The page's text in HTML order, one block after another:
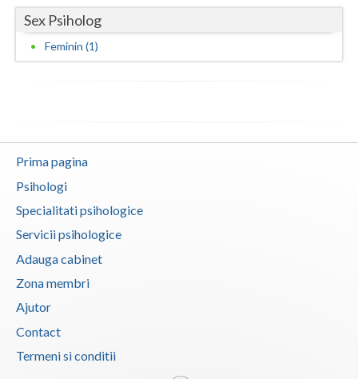
Suceava
Tulcea
Valcea
Vrancea
Sex Psiholog
Feminin (1)
Prima pagina
Psihologi
Specialitati psihologice
Servicii psihologice
Adauga cabinet
Zona membri
Ajutor
Contact
Termeni si conditii